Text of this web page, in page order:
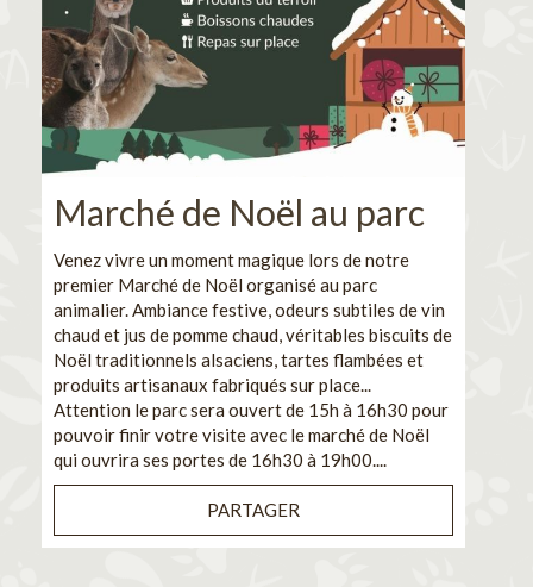
Marché de Noël au parc
Venez vivre un moment magique lors de notre
premier Marché de Noël organisé au parc
animalier. Ambiance festive, odeurs subtiles de vin
chaud et jus de pomme chaud, véritables biscuits de
Noël traditionnels alsaciens, tartes flambées et
produits artisanaux fabriqués sur place...
Attention le parc sera ouvert de 15h à 16h30 pour
pouvoir finir votre visite avec le marché de Noël
qui ouvrira ses portes de 16h30 à 19h00....
PARTAGER